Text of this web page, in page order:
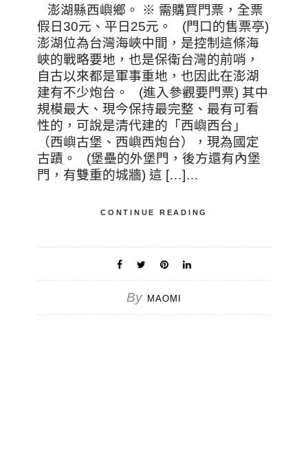
澎湖縣西嶼鄉。 ※ 需購買門票，全票
假日30元、平日25元。 (門口的售票亭)
澎湖位為台灣海峽中間，是控制這條海
峽的戰略要地，也是保衛台灣的前哨，
自古以來都是軍事重地，也因此在澎湖
建有不少炮台。 (進入參觀要門票) 其中
規模最大、現今保持最完整、最有可看
性的，可說是清代建的「西嶼西台」
（西嶼古堡、西嶼西炮台），現為國定
古蹟。 (堡壘的外堡門，後方還有內堡
門，有雙重的城牆) 這 […]…
CONTINUE READING
By MAOMI